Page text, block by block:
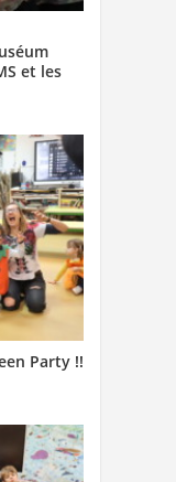
et les
Party !!